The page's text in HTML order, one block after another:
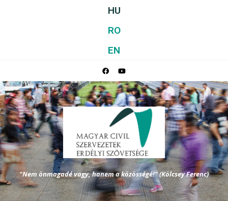
HU
RO
EN
"Nem önmagadé vagy, hanem a közösségé!" (Kölcsey Ferenc)